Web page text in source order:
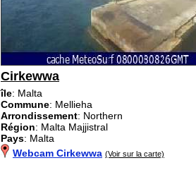
Cirkewwa
île: Malta
Commune: Mellieha
Arrondissement: Northern
Région: Malta Majjistral
Pays: Malta
Webcam Cirkewwa (Voir sur la carte)